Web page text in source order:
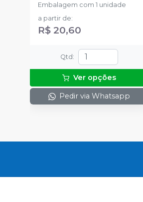
Embalagem com 1 unidade
a partir de:
R$ 20,60
Qtd :
Ver opções
Pedir via Whatsapp